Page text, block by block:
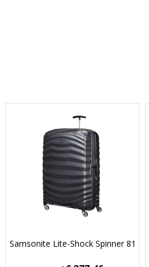
Samsonite Lite-Shock Spinner 81